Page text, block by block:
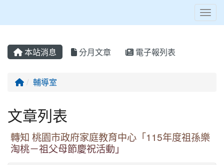
本站消息 分月文章 電子報列表
回首頁
輔導室
文章列表
轉知 桃園市政府家庭教育中心「115年度祖孫樂
淘桃－祖父母節慶祝活動」